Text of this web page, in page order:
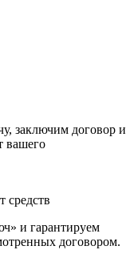
заключим договор и
вашего
средств
и гарантируем
договором.